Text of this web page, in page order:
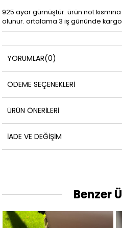
925 ayar gümüştür. ürün not
olunur. ortalama 3 iş gününde kargo
YORUMLAR(0)
ÖDEME SEÇENEKLERI
ÜRÜN ÖNERILERI
İADE VE DEĞIŞIM
Benzer